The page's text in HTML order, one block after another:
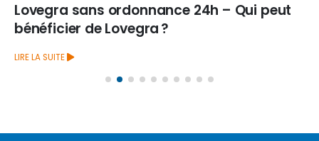
Lovegra sans ordonnance 24h – Qui peut
bénéficier de Lovegra ?
LIRE LA SUITE